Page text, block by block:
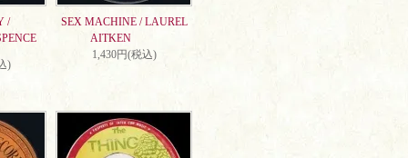
/
)
SEX MACHINE / LAUREL
AITKEN
1,430円(税込)